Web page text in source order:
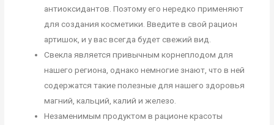
антиоксидантов. Поэтому его нередко применяют
для создания косметики. Введите в свой рацион
артишок, и у вас всегда будет свежий вид.
Свекла является привычным корнеплодом для
нашего региона, однако немногие знают, что в ней
содержатся такие полезные для нашего здоровья
магний, кальций, калий и железо.
Незаменимым продуктом в рационе красоты